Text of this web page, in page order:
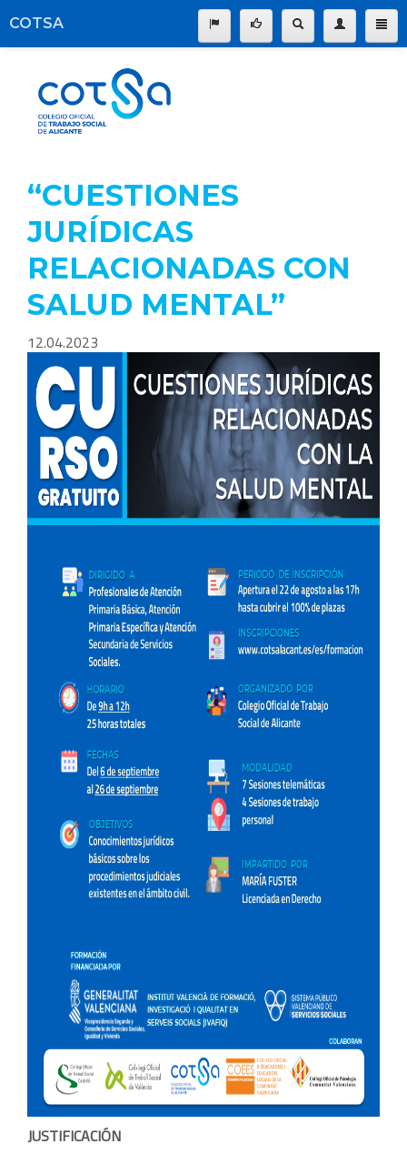
COTSA
Servicios del Colegio
La profesión
Formación
Empleo
Participación
Comunicación
“CUESTIONES
JURÍDICAS
RELACIONADAS CON
SALUD MENTAL”
12.04.2023
JUSTIFICACIÓN